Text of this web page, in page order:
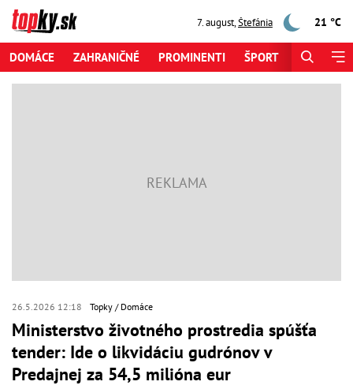
7. august,Štefánia 21 °C
DOMÁCE ZAHRANIČNÉ PROMINENTI ŠPORT
26.5.2026 12:18 Topky Domáce
Ministerstvo životného prostredia spúšťa
tender: Ide o likvidáciu gudrónov v
Predajnej za 54,5 milióna eur